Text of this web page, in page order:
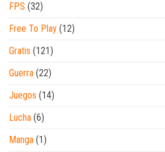
FPS (32)
Free To Play (12)
Gratis (121)
Guerra (22)
Juegos (14)
Lucha (6)
Manga (1)